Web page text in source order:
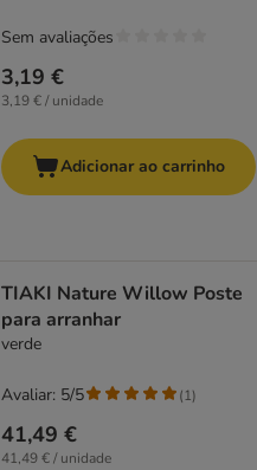
3,19 €
3,19 € / unidade
Sem avaliações
Adicionar ao carrinho
TIAKI Nature Willow Poste
para arranhar
verde
41,49 €
41,49 € / unidade
Avaliar: 5/5 (1)